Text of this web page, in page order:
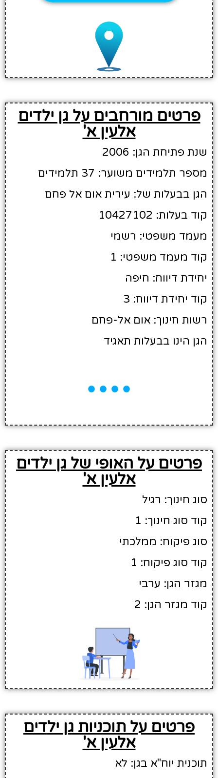
פרטים מורחבים על גן ילדים
אלעין א'
שנת פתיחת הגן: 2006
מספר תלמידים משוער: 37 תלמידים
הגן בבעלות של: עירית אום אל פחם
קוד בעלות: 10427102
מעמד משפטי: רשמי
קוד מעמד משפטי: 1
יחידת דיווח: חיפה
קוד יחידת דיווח: 3
רשות חינוך: אום אל-פחם
הגן הינו בבעלות תאגיד
פרטים על האופי של גן ילדים
אלעין א'
סוג חינוך: רגיל
קוד סוג חינוך: 1
סוג פיקוח: ממלכתי
קוד סוג פיקוח: 1
מגזר הגן: ערבי
קוד מגזר הגן: 2
פרטים על תוכניות גן ילדים
אלעין א'
תוכנית יוח"א בגן: לא